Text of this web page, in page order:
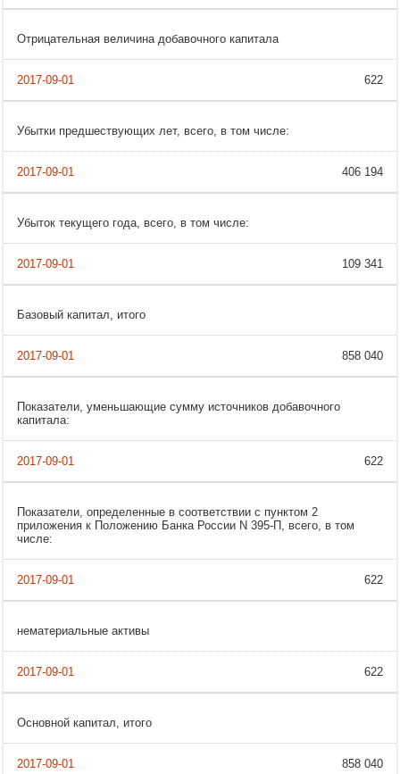
Отрицательная величина добавочного капитала
622
Убытки предшествующих лет, всего, в том числе:
406 194
Убыток текущего года, всего, в том числе:
109 341
Базовый капитал, итого
858 040
Показатели, уменьшающие сумму источников добавочного
капитала:
622
Показатели, определенные в соответствии с пунктом 2
приложения к Положению Банка России N 395-П, всего, в том
числе:
622
нематериальные активы
622
Основной капитал, итого
858 040